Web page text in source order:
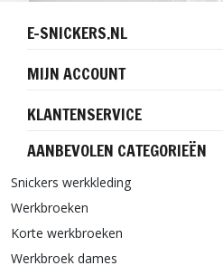
E-SNICKERS.NL
MIJN ACCOUNT
KLANTENSERVICE
AANBEVOLEN CATEGORIEËN
Snickers werkkleding
Werkbroeken
Korte werkbroeken
Werkbroek dames